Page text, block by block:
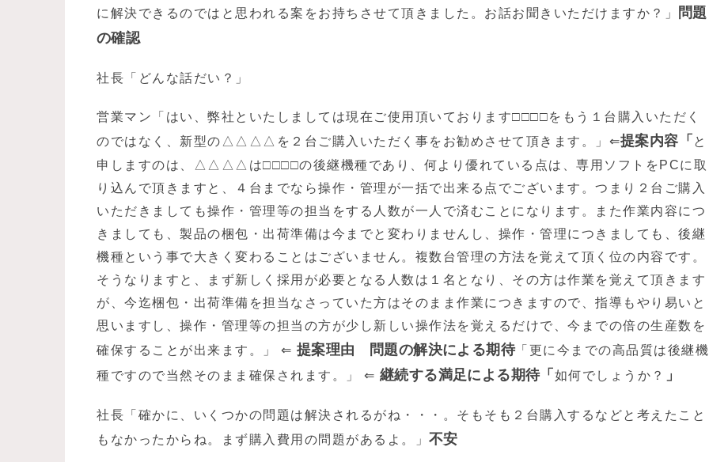
に解決できるのではと思われる案をお持ちさせて頂きました。お話お聞きいただけますか？」
問題
の確認
社長「どんな話だい？」
営業マン「はい、弊社といたしましては現在ご使用頂いております□□□□をもう１台購入いただく
のではなく、新型の△△△△を２台ご購入いただく事をお勧めさせて頂きます。」⇐提案内容「 と
申しますのは、△△△△は□□□□の後継機種であり、何より優れている点は、専用ソフトをPCに取
り込んで頂きますと、４台までなら操作・管理が一括で出来る点でございます。つまり２台ご購入
いただきましても操作・管理等の担当をする人数が一人で済むことになります。また作業内容につ
きましても、製品の梱包・出荷準備は今までと変わりませんし、操作・管理につきましても、後継
機種という事で大きく変わることはございません。複数台管理の方法を覚えて頂く位の内容です。
そうなりますと、まず新しく採用が必要となる人数は１名となり、その方は作業を覚えて頂きます
が、今迄梱包・出荷準備を担当なさっていた方はそのまま作業につきますので、指導もやり易いと
思いますし、操作・管理等の担当の方が少し新しい操作法を覚えるだけで、今までの倍の生産数を
確保することが出来ます。」 ⇐ 提案理由 問題の解決による期待「更に今までの高品質は後継機
種ですので当然そのまま確保されます。」 ⇐ 継続する満足による期待「 如何でしょうか？ 」
社長「確かに、いくつかの問題は解決されるがね・・・。そもそも２台購入するなどと考えたこと
もなかったからね。まず購入費用の問題があるよ。」 不安